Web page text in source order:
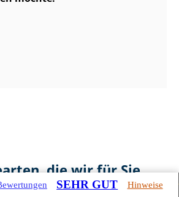
die wir für Sie
bewertenSEHR GUT Hinweise